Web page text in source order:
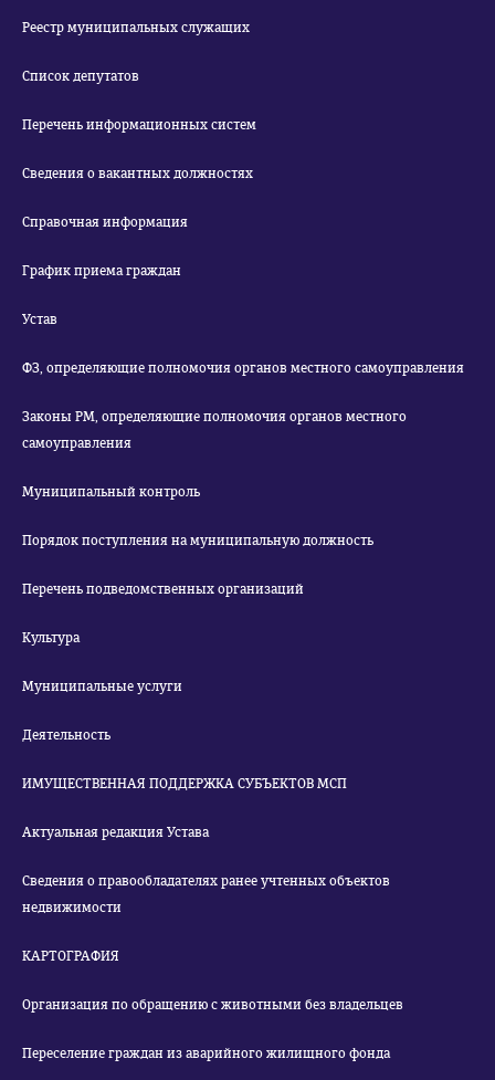
Реестр муниципальных служащих
Список депутатов
Перечень информационных систем
Сведения о вакантных должностях
Справочная информация
График приема граждан
Устав
ФЗ, определяющие полномочия органов местного самоуправления
Законы РМ, определяющие полномочия органов местного
самоуправления
Муниципальный контроль
Порядок поступления на муниципальную должность
Перечень подведомственных организаций
Культура
Муниципальные услуги
Деятельность
ИМУЩЕСТВЕННАЯ ПОДДЕРЖКА СУБЪЕКТОВ МСП
Актуальная редакция Устава
Сведения о правообладателях ранее учтенных объектов
недвижимости
КАРТОГРАФИЯ
Организация по обращению с животными без владельцев
Переселение граждан из аварийного жилищного фонда